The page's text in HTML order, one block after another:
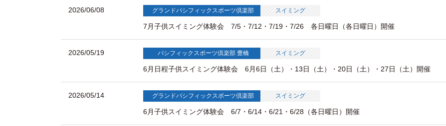
2026/06/08 グランドパシフィックスポーツ倶楽部 スイミング
7月子供スイミング体験会 7/5・7/12・7/19・7/26 各日曜日（各日曜日）開催
2026/05/19 パシフィックスポーツ倶楽部 豊橋 スイミング
6月日程子供スイミング体験会 6月6日（土）・13日（土）・20日（土）・27日（土）開催
2026/05/14 グランドパシフィックスポーツ倶楽部 スイミング
6月子供スイミング体験会 6/7・6/14・6/21・6/28（各日曜日）開催